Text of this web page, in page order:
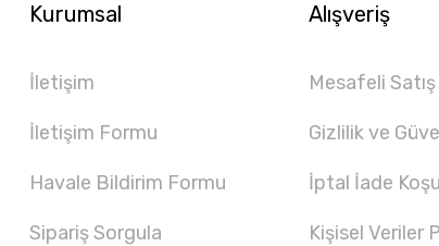
Kurumsal
İletişim
İletişim Formu
Havale Bildirim Formu
Sipariş Sorgula
Alışveriş
Mesafeli
Gizlilik ve
İptal İade
Kişisel Veriler